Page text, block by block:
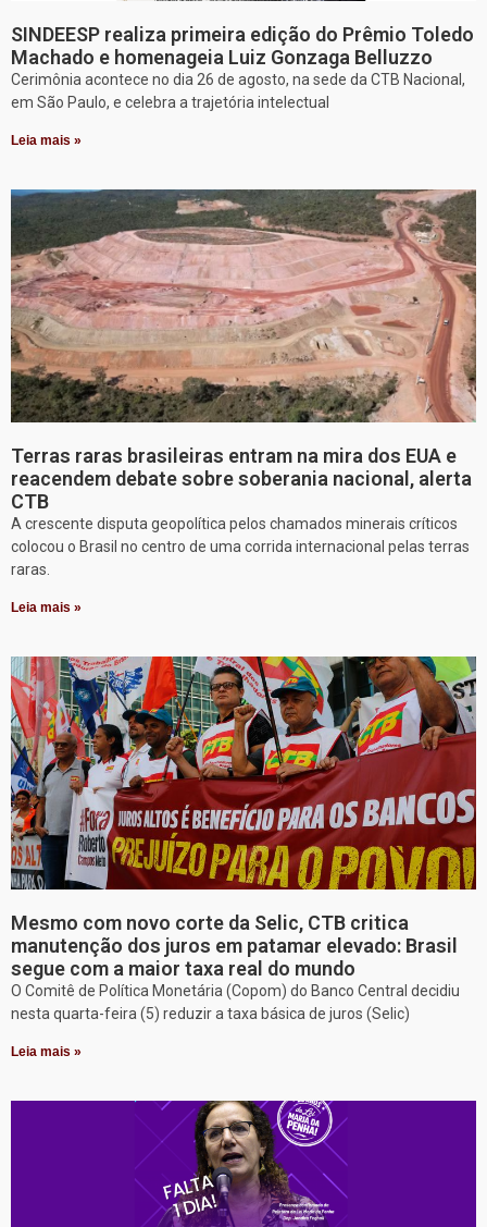
SINDEESP realiza primeira edição do Prêmio Toledo
Machado e homenageia Luiz Gonzaga Belluzzo
Cerimônia acontece no dia 26 de agosto, na sede da CTB Nacional,
em São Paulo, e celebra a trajetória intelectual
Leia mais »
Terras raras brasileiras entram na mira dos EUA e
reacendem debate sobre soberania nacional, alerta
CTB
A crescente disputa geopolítica pelos chamados minerais críticos
colocou o Brasil no centro de uma corrida internacional pelas terras
raras.
Leia mais »
Mesmo com novo corte da Selic, CTB critica
manutenção dos juros em patamar elevado: Brasil
segue com a maior taxa real do mundo
O Comitê de Política Monetária (Copom) do Banco Central decidiu
nesta quarta-feira (5) reduzir a taxa básica de juros (Selic)
Leia mais »